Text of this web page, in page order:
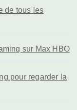
de tous les
sur Max HBO
pour regarder la